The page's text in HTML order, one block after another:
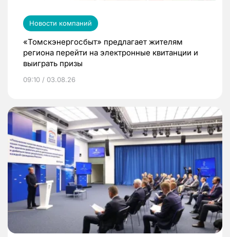
Новости компаний
«Томскэнергосбыт» предлагает жителям
региона перейти на электронные квитанции и
выиграть призы
09:10 / 03.08.26